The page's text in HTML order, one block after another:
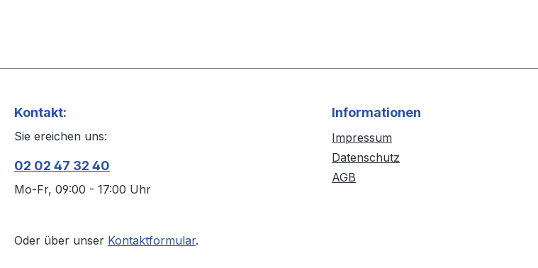
Kontakt:
Sie ereichen uns:
02 02 47 32 40
Mo-Fr, 09:00 - 17:00 Uhr
Oder über unser Kontaktformular.
Informationen
Impressum
Datenschutz
AGB